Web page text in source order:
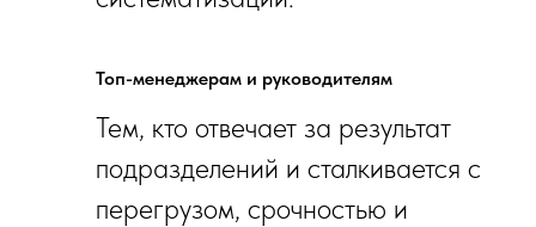
Топ-менеджерам и руководителям
Тем, кто отвечает за результат
подразделений и сталкивается с
перегрузом, срочностью и